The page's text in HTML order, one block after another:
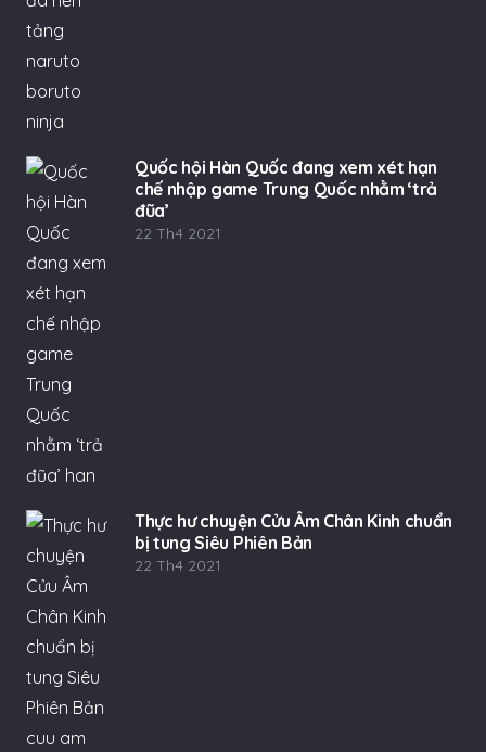
Quốc hội Hàn Quốc đang xem xét hạn
chế nhập game Trung Quốc nhằm ‘trả
đũa’
22 Th4 2021
Thực hư chuyện Cửu Âm Chân Kinh chuẩn
bị tung Siêu Phiên Bản
22 Th4 2021